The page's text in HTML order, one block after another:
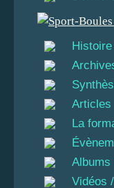
Articles
La
Albums
Vidéos